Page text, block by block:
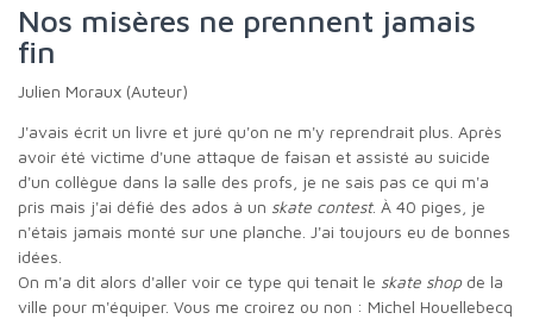
Nos misères ne prennent jamais
fin
Julien Moraux (Auteur)
J'avais écrit un livre et juré qu'on ne m'y reprendrait plus. Après
avoir été victime d'une attaque de faisan et assisté au suicide
d'un collègue dans la salle des profs, je ne sais pas ce qui m'a
pris mais j'ai défié des ados à un skate contest. À 40 piges, je
n'étais jamais monté sur une planche. J'ai toujours eu de bonnes
idées.
On m'a dit alors d'aller voir ce type qui tenait le skate shopde la
ville pour m'équiper. Vous me croirez ou non : Michel Houellebecq